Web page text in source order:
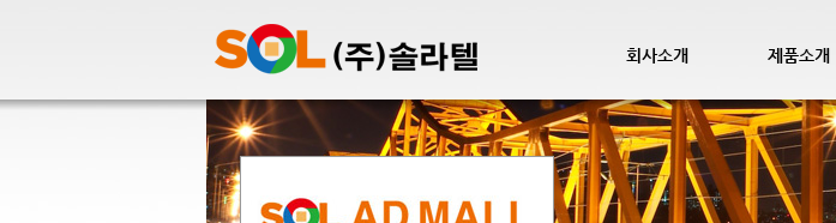
회사소개 제품소개